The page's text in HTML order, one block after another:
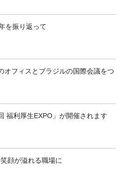
を振り返って
オフィスとブラジルの国際会議をつ
福利厚生EXPO」が開催されます
顔が溢れる職場に